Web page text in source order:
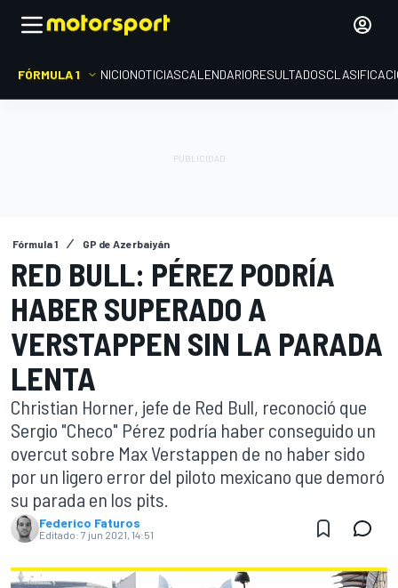
FÓRMULA 1 INICIONOTICIASCALENDARIORESULTADOS
Fórmula 1 GP de Azerbaiyán
RED BULL: PÉREZ PODRÍA
HABER SUPERADO A
VERSTAPPEN SIN LA PARADA
LENTA
Christian Horner, jefe de Red Bull, reconoció que
Sergio "Checo" Pérez podría haber conseguido un
overcut sobre Max Verstappen de no haber sido
por un ligero error del piloto mexicano que demoró
su parada en los pits.
Federico Faturos
Editado: 7 jun 2021, 14:51